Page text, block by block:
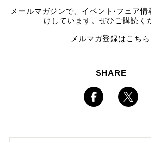
メールマガジンで、イベント ·フェア情
けしています。ぜひご購読く
メルマガ登録はこちら
SHARE